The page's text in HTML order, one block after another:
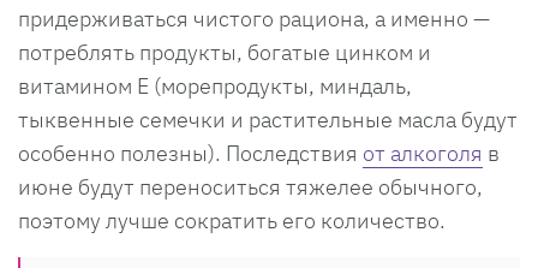
придерживаться чистого рациона, а именно —
потреблять продукты, богатые цинком и
витамином Е (морепродукты, миндаль,
тыквенные семечки и растительные масла будут
особенно полезны). Последствия от алкоголя в
июне будут переноситься тяжелее обычного,
поэтому лучше сократить его количество.